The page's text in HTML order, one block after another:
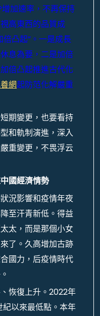
加速率，不再保持
高東西的品質成
凸起”。一是成長
息為要，二是加倍
倍凸起推進古代化
網起防范化解嚴重
期變更，也要看持
和軌制演進，深入
重變更，不畏浮云
國經濟情勢
況影響和疫情年夜
至汗青新低。得益
太，而是那個小女
了。久高增加古跡
國力，后疫情時代
恢復上升。2022年
紀以來最低點。本年